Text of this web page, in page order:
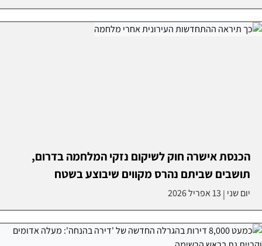
הכנסת אישרה חוק לשיקום נזקי המלחמה בדרום,
תושבים שביתם נהרס מקווים שיבוצע בשטח
יום שני | 13 אפריל 2026